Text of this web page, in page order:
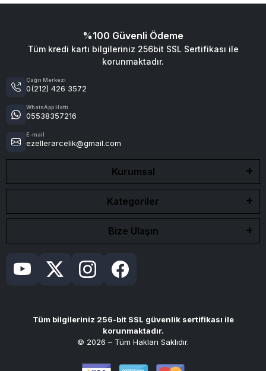
%100 Güvenli Ödeme
Tüm kredi kartı bilgileriniz 256bit SSL Sertifikası ile
korunmaktadır.
Çağrı Merkezi
0(212) 426 3572
WhatsApp Hattı
05538357216
E-mail
ezellerarcelik@gmail.com
Kurumsal
Kategoriler
Bize Ulaşın
Tüm bilgileriniz 256-bit SSL güvenlik sertifikası ile
korunmaktadır.
© 2026 – Tüm Hakları Saklıdır.